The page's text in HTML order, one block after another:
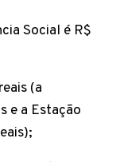
Social é R$
(a
e a Estação